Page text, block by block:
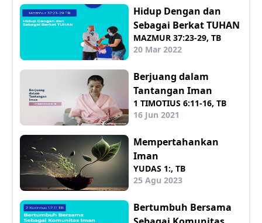
Hidup Dengan dan
Sebagai Berkat TUHAN
MAZMUR 37:23-29, TB
20 Mar 2022
Berjuang dalam
Tantangan Iman
1 TIMOTIUS 6:11-16, TB
16 Jun 2021
Mempertahankan
Iman
YUDAS 1:, TB
25 Agu 2023
Bertumbuh Bersama